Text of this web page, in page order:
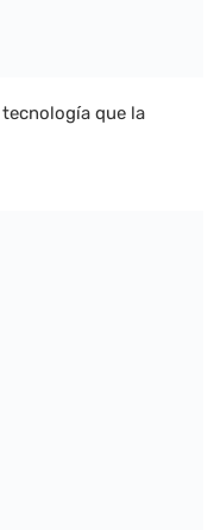
tecnología que la